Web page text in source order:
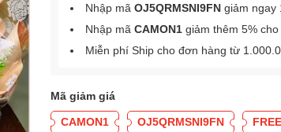
Nhập mã OJ5QRMSNI9FN giảm ngay
Nhập mã CAMON1 giảm thêm 5%
Miễn phí Ship cho đơn hàng từ
Mã giảm giá
CAMON1 OJ5QRMSNI9FN